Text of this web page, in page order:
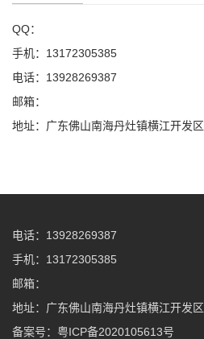
QQ：
手机：13172305385
电话：13928269387
邮箱：
地址：广东佛山南海丹灶镇横江开发区
电话：13928269387
手机：13172305385
邮箱：
地址：广东佛山南海丹灶镇横江开发区
备案号： 粤ICP备2020105613号